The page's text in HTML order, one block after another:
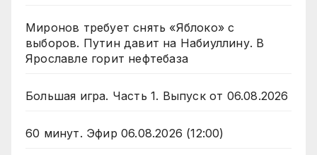
Миронов требует снять «Яблоко» с
выборов. Путин давит на Набиуллину. В
Ярославле горит нефтебаза
Большая игра. Часть 1. Выпуск от 06.08.2026
60 минут. Эфир 06.08.2026 (12:00)